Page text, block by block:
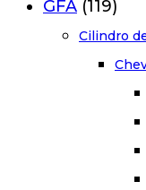
GFA (119)
Cilindro